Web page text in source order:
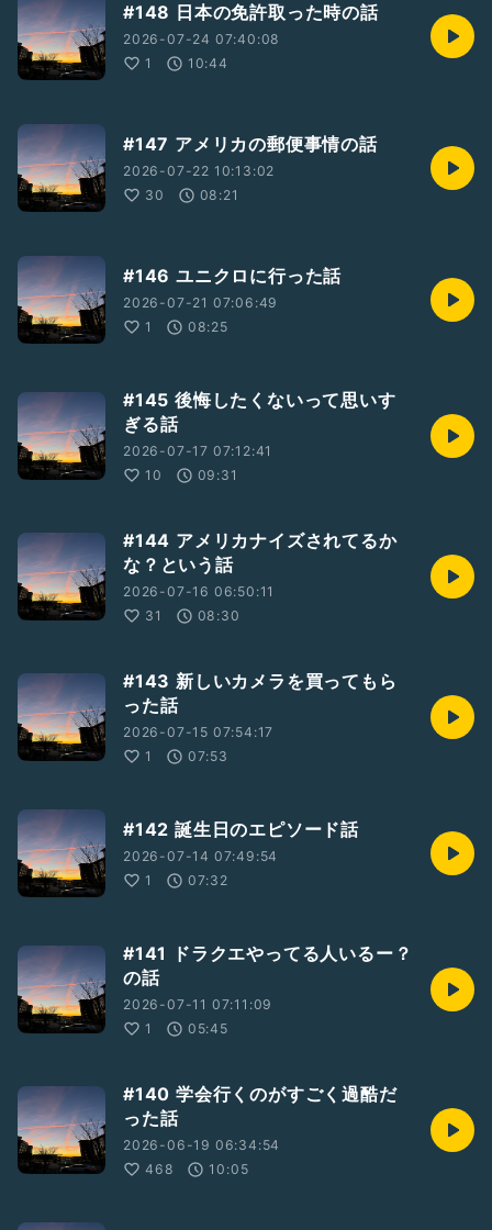
#148 日本の免許取った時の話
2026-07-24 07:40:08
1
10:44
#147 アメリカの郵便事情の話
2026-07-22 10:13:02
30
08:21
#146 ユニクロに行った話
2026-07-21 07:06:49
1
08:25
#145 後悔したくないって思いす
ぎる話
2026-07-17 07:12:41
10
09:31
#144 アメリカナイズされてるか
な？という話
2026-07-16 06:50:11
31
08:30
#143 新しいカメラを買ってもら
った話
2026-07-15 07:54:17
1
07:53
#142 誕生日のエピソード話
2026-07-14 07:49:54
1
07:32
#141 ドラクエやってる人いるー？
の話
2026-07-11 07:11:09
1
05:45
#140 学会行くのがすごく過酷だ
った話
2026-06-19 06:34:54
468
10:05